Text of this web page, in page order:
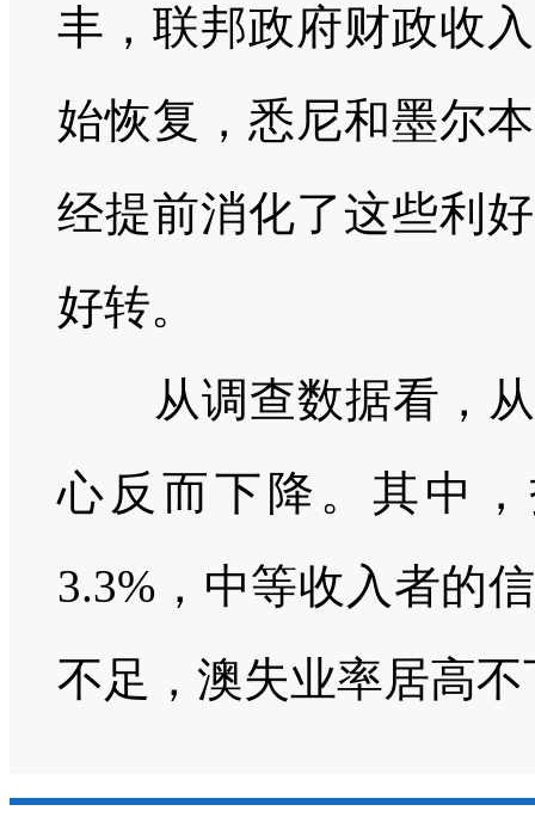
丰，联邦政府财政收
始恢复，悉尼和墨尔
经提前消化了这些利
好转。
从调查数据看，从
心反而下降。其中
3.3%，中等收入者的
不足，澳失业率居高